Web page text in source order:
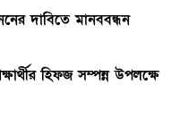
দাবিতে মানববন্ধন
হিফজ সম্পন্ন উপলক্ষে